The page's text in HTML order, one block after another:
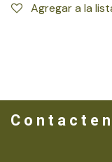
Agregar a la
C o n t a c t e